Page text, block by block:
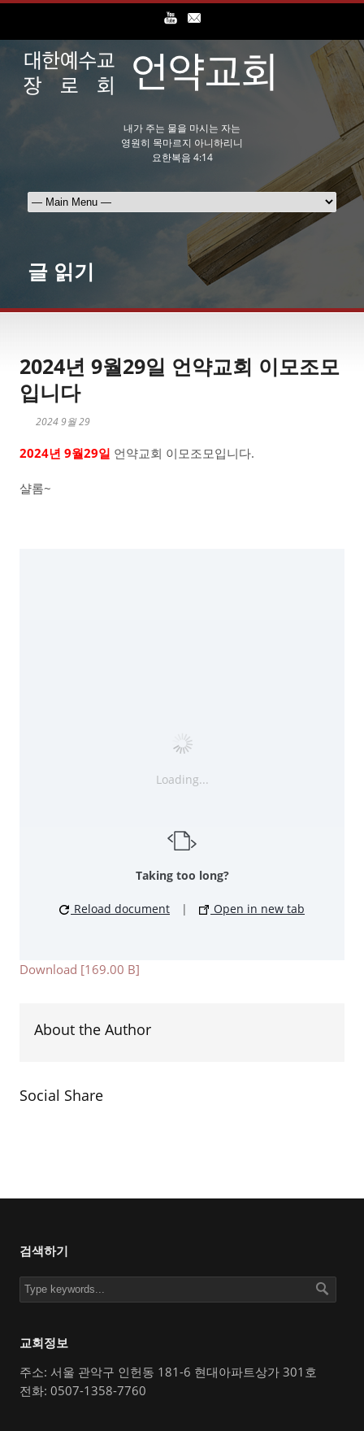
내가 주는 물을 마시는 자는
영원히 목마르지 아니하리니
요한복음 4:14
글 읽기
2024년 9월29일 언약교회 이모조모
입니다
2024 9월 29
2024년 9월29일 언약교회 이모조모입니다.
샬롬~
Loading...
Taking too long?
Reload document | Open in new tab
Download [169.00 B]
About the Author
Social Share
검색하기
교회정보
주소: 서울 관악구 인헌동 181-6 현대아파트상가 301호
전화: 0507-1358-7760